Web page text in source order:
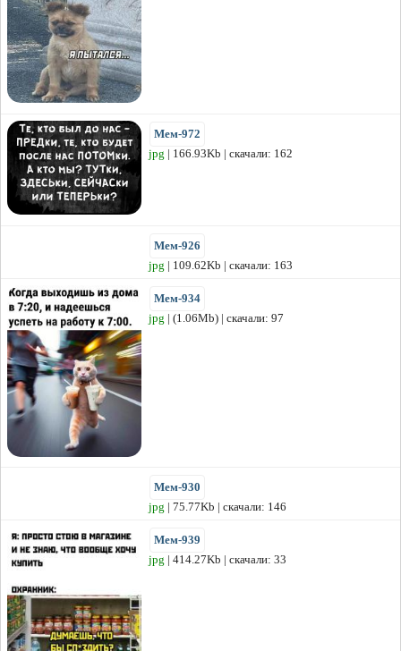
Мем-972
jpg | 166.93Kb | скачали: 162
Мем-926
jpg | 109.62Kb | скачали: 163
Мем-934
jpg | (1.06Mb) | скачали: 97
Мем-930
jpg | 75.77Kb | скачали: 146
Мем-939
jpg | 414.27Kb | скачали: 33